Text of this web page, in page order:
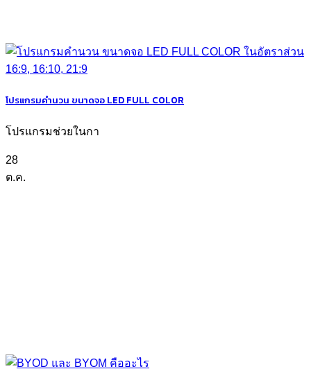
โปรแกรมคำนวน ขนาดจอ LED FULL COLOR
โปรแกรมช่วยในกา
28
ต.ค.